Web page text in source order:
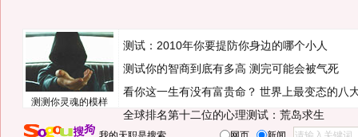
测测你灵魂的模样
测试：2010年你要提防你身边的哪个小人
测试你的智商到底有多高 测完可能会被气死
看你这一生有没有富贵命？ 世界上最变态的八
全球排名第十二位的心理测试：荒岛求生